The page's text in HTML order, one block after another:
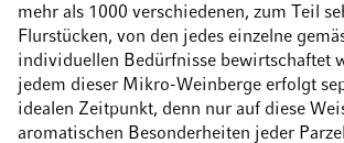
mehr als 1000 verschiedenen, zum Teil
Flurstücken, von den jedes einzelne
individuellen Bedürfnisse bewirtschaftet
jedem dieser Mikro-Weinberge erfolgt
idealen Zeitpunkt, denn nur auf diese
aromatischen Besonderheiten jeder